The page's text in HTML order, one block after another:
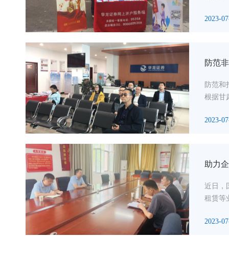
2023-
防范
防范和
根据甘
2023-
助力
近日，
租赁等
2023-